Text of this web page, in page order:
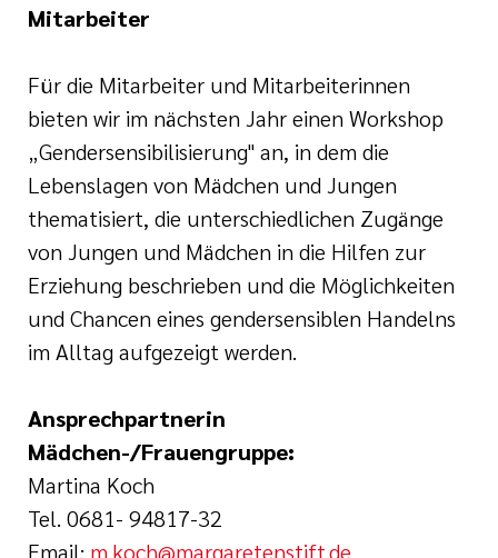
Mitarbeiter
Für die Mitarbeiter und Mitarbeiterinnen
bieten wir im nächsten Jahr einen Workshop
„Gendersensibilisierung" an, in dem die
Lebenslagen von Mädchen und Jungen
thematisiert, die unterschiedlichen Zugänge
von Jungen und Mädchen in die Hilfen zur
Erziehung beschrieben und die Möglichkeiten
und Chancen eines gendersensiblen Handelns
im Alltag aufgezeigt werden.
Ansprechpartnerin
Mädchen-/Frauengruppe:
Martina Koch
Tel. 0681- 94817-32
Email: m.koch@margaretenstift.de